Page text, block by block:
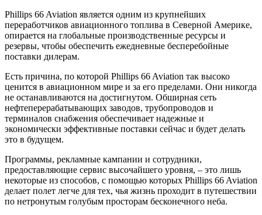
Phillips 66 Aviation является одним из крупнейших
переработчиков авиационного топлива в Северной Америке,
опирается на глобальные производственные ресурсы и
резервы, чтобы обеспечить ежедневные бесперебойные
поставки дилерам.
Есть причина, по которой Phillips 66 Aviation так высоко
ценится в авиационном мире и за его пределами. Они никогда
не останавливаются на достигнутом. Обширная сеть
нефтеперерабатывающих заводов, трубопроводов и
терминалов снабжения обеспечивает надежные и
экономически эффективные поставки сейчас и будет делать
это в будущем.
Программы, рекламные кампании и сотрудники,
предоставляющие сервис высочайшего уровня, – это лишь
некоторые из способов, с помощью которых Phillips 66 Aviation
делает полет легче для тех, чья жизнь проходит в путешествии
по нетронутым голубым просторам бесконечного неба.